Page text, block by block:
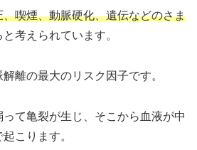
、喫煙、動脈硬化、遺伝などのさま
考えられています。
離の最大のリスク因子です。
て亀裂が生じ、そこから血液が中
こります。